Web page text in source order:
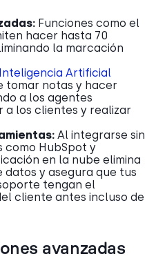
Funciones como el
hacer hasta 70
la marcación
Inteligencia Artificial
tomar notas y hacer
a los agentes
los clientes y realizar
Al integrarse sin
como HubSpot y
en la nube elimina
y asegura que tus
tengan el
cliente antes incluso de
avanzadas